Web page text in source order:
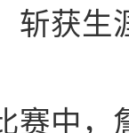
斩获
赛中